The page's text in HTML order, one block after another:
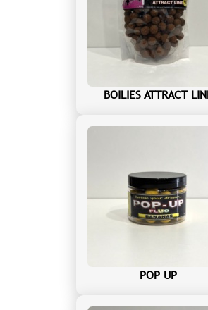
BOILIES ATTRACT
POP UP